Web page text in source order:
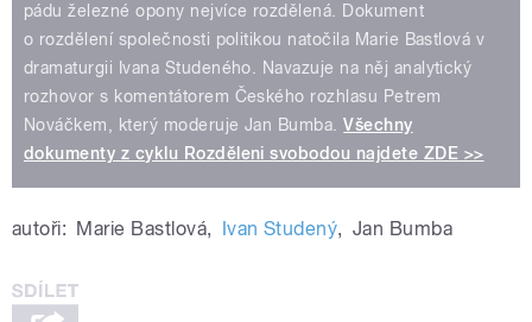
pádu železné opony nejvíce rozdělená. Dokument
o rozdělení společnosti politikou natočila Marie Bastlová v
dramaturgii Ivana Studeného. Navazuje na něj analytický
rozhovor s komentátorem Českého rozhlasu Petrem
Nováčkem, který moderuje Jan Bumba.Všechny
dokumenty z cyklu Rozděleni svobodou najdete ZDE >>
autoři: Marie Bastlová, Ivan Studený, Jan Bumba